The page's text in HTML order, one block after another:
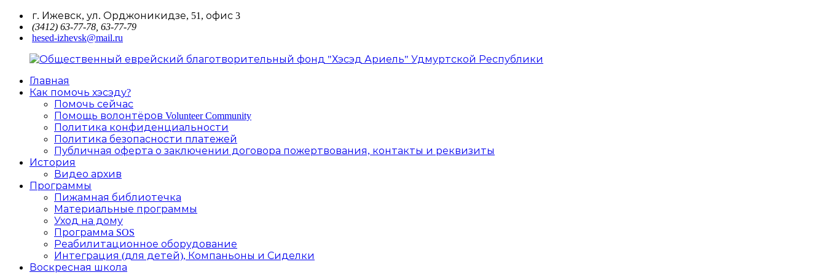
Перейти
содержимому
г. Ижевск, ул. Орджоникидзе, 51, офис 3
(3412) 63-77-78, 63-77-79
hesed-izhevsk@mail.ru
Общественный
еврейский
благотворительный
Ариель"
Удмуртской
Республики
Главная
Как помочь хэсэду?
Помочь сейчас
Помощь волонтёров Volunteer Community
Политика конфиденциальности
Политика безопасности платежей
Публичная оферта о заключении договора пожертвования, контакты и реквизиты
История
Видео архив
Программы
Пижамная библиотечка
Материальные программы
Уход на дому
Программа SOS
Реабилитационное оборудование
Интеграция (для детей), Компаньоны и Сиделки
Воскресная школа